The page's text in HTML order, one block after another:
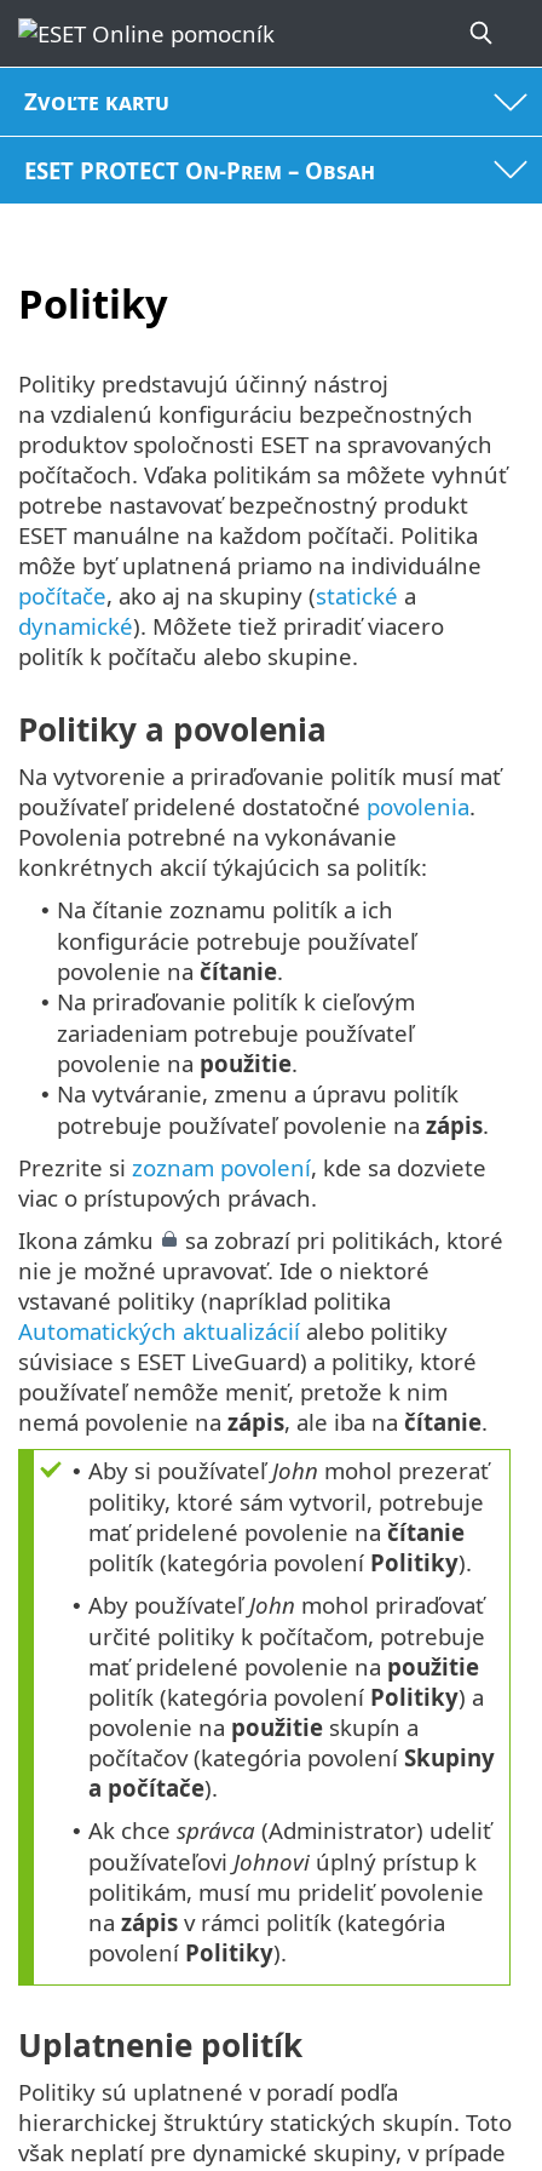
Zvoľte kartu
ESET PROTECT On-Prem – Obsah
Politiky
Politiky predstavujú účinný nástroj
na vzdialenú konfiguráciu bezpečnostných
produktov spoločnosti ESET na spravovaných
počítačoch. Vďaka politikám sa môžete vyhnúť
potrebe nastavovať bezpečnostný produkt
ESET manuálne na každom počítači. Politika
môže byť uplatnená priamo na individuálne
počítače, ako aj na skupiny (statické a
dynamické). Môžete tiež priradiť viacero
politík k počítaču alebo skupine.
Politiky a povolenia
Na vytvorenie a priraďovanie politík musí mať
používateľ pridelené dostatočné povolenia.
Povolenia potrebné na vykonávanie
konkrétnych akcií týkajúcich sa politík:
• Na čítanie zoznamu politík a ich
konfigurácie potrebuje používateľ
povolenie na čítanie.
• Na priraďovanie politík k cieľovým
zariadeniam potrebuje používateľ
povolenie na použitie.
• Na vytváranie, zmenu a úpravu politík
potrebuje používateľ povolenie na zápis.
Prezrite si zoznam povolení, kde sa dozviete
viac o prístupových právach.
Ikona zámku
sa zobrazí pri politikách, ktoré
nie je možné upravovať. Ide o niektoré
vstavané politiky (napríklad politika
Automatických aktualizácií alebo politiky
súvisiace s ESET LiveGuard) a politiky, ktoré
používateľ nemôže meniť, pretože k nim
nemá povolenie na zápis, ale iba na čítanie.
• Aby si používateľJohn mohol prezerať
politiky, ktoré sám vytvoril, potrebuje
mať pridelené povolenie na čítanie
politík (kategória povolení Politiky).
• Aby používateľJohn mohol priraďovať
určité politiky k počítačom, potrebuje
mať pridelené povolenie na použitie
politík (kategória povolení Politiky) a
povolenie na použitie skupín a
počítačov (kategória povolení Skupiny
a počítače).
• Ak chce správca (Administrator) udeliť
používateľovi Johnovi úplný prístup k
politikám, musí mu prideliť povolenie
na zápis v rámci politík (kategória
povolení Politiky).
Uplatnenie politík
Politiky sú uplatnené v poradí podľa
hierarchickej štruktúry statických skupín. Toto
však neplatí pre dynamické skupiny, v prípade